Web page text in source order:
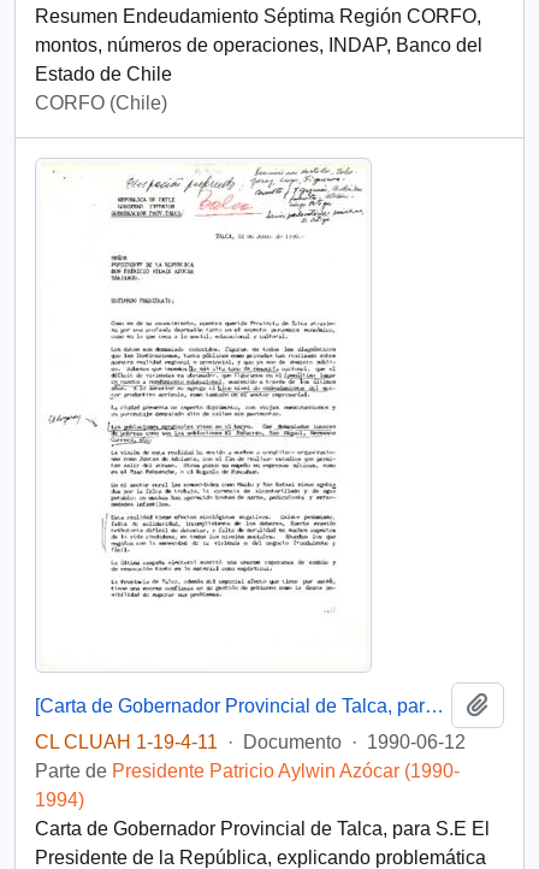
Resumen Endeudamiento Séptima Región CORFO,
montos, números de operaciones, INDAP, Banco del
Estado de Chile
CORFO (Chile)
[Carta de Gobernador Provincial de Talca, para S.E El Presidente de la República, 12 junio 1990 ]
CL CLUAH 1-19-4-11
· Documento · 1990-06-12
Parte de Presidente Patricio Aylwin Azócar (1990-
1994)
Carta de Gobernador Provincial de Talca, para S.E El
Presidente de la República, explicando problemática